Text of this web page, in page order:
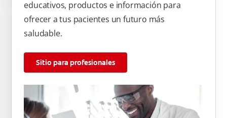
educativos, productos e información para
ofrecer a tus pacientes un futuro más
saludable.
Sitio para profesionales